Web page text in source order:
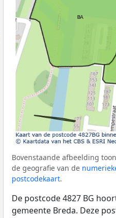
Bovenstaande afbeelding
de geografie van de
postcodekaart.
De postcode 4827 BG
gemeente Breda. Deze